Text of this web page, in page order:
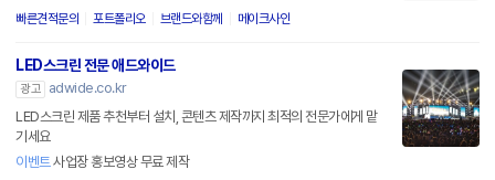
빠른견적문의 포트폴리오 브랜드와함께 메이크사인
LED스크린 전문 애드와이드
광고
adwide.co.kr
LED스크린 제품 추천부터 설치, 콘텐츠 제작까지 최적의 전문가에게 맡
기세요
이벤트사업장 홍보영상 무료 제작